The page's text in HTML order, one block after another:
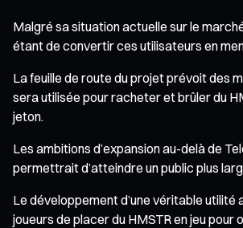
Malgré sa situation actuelle sur le
étant de convertir ces utilisateurs en
La feuille de route du projet prévoit des
sera utilisée pour racheter et brûler du
jeton.
Les ambitions d’expansion au-delà de
permettrait d’atteindre un public plus
Le développement d’une véritable utilité
joueurs de placer du HMSTR en jeu